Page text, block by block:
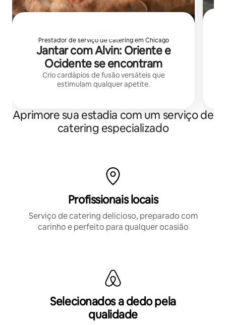
Prestador de serviço de catering em Chicago
Jantar com Alvin: Oriente e
Ocidente se encontram
Crio cardápios de fusão versáteis que
estimulam qualquer apetite.
Aprimore sua estadia com um serviço de
catering especializado
Profissionais locais
Serviço de catering delicioso, preparado com
carinho e perfeito para qualquer ocasião
Selecionados a dedo pela
qualidade